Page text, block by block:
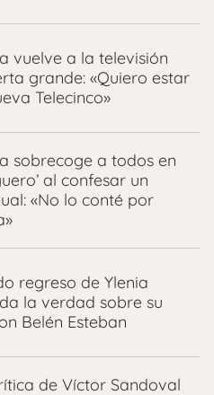
vuelve a la televisión
grande: «Quiero estar
Telecinco»
sobrecoge a todos en
al confesar un
«No lo conté por
regreso de Ylenia
la verdad sobre su
Belén Esteban
de Víctor Sandoval